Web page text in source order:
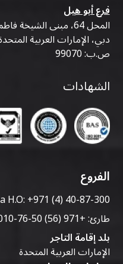
فرع أبو هيل
المحل 64، مبنى
دبي، الإمارات العربية
ص.ب: 99070
الشهادات
الفروع
H.O:+971 (4) 40-87-300
طارئ:+971 (56) 50-76-010
بلد إقامة التاجر
الإمارات العربية المتحدة